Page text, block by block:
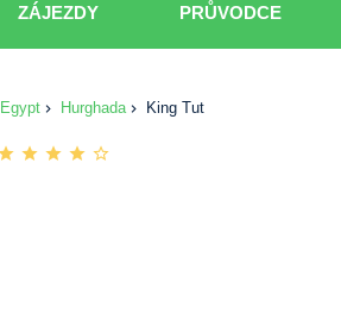
ZÁJEZDY PRŮVODCE
Egypt Hurghada King Tut